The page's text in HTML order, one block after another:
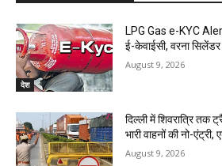
देश
LPG Gas e-KYC
ई-केवाईसी, वरना
August 9, 2026
दिल्ली में शिवरात्रि
भारी वाहनों की नो-एंट्री,
August 9, 2026